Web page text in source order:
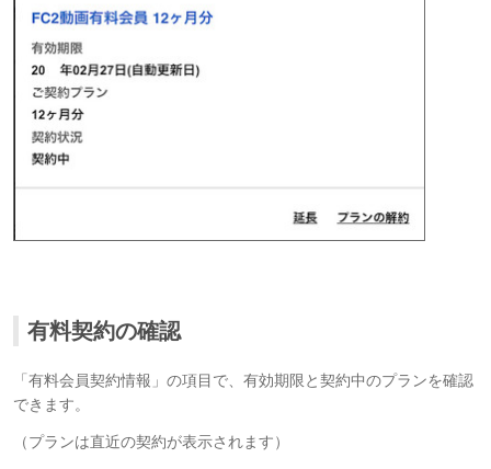
有料契約の確認
「有料会員契約情報」の項目で、有効期限と契約中のプランを確認
できます。
（プランは直近の契約が表示されます）